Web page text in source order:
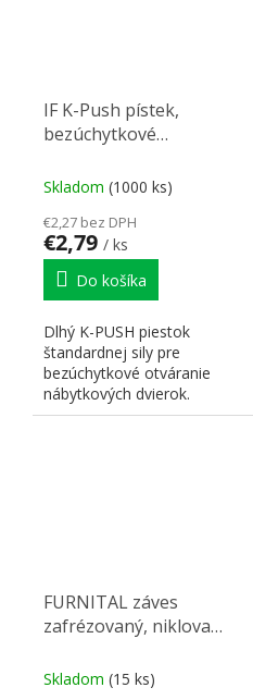
IF K-Push pístek,
bezúchytkové
dlouhý, antracit
Skladom (1000 ks)
€2,27 bez DPH
€2,79 / ks
Do košíka
Dlhý K-PUSH piestok
štandardnej sily pre
bezúchytkové otváranie
nábytkových dvierok.
Vhodné na použitie so
FURNITAL záves
zafrézovaný, niklovaný
pravý
Skladom (15 ks)